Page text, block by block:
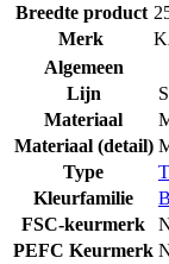
Breedte product
Merk
Algemeen
Lijn
Materiaal
Materiaal (detail)
Type
Kleurfamilie
FSC-keurmerk
PEFC Keurmerk